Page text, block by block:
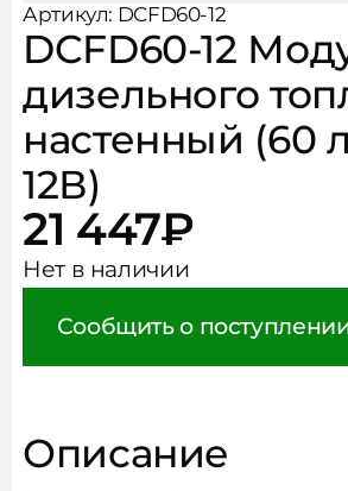
Артикул: DCFD60-12
DCFD60-12
дизельного
настенный (60
12В)
21 447₽
Нет в наличии
Сообщить о
Описание
КОНТАКТЫ